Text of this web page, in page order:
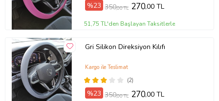
%23 350,00 TL 270,00 TL
51,75 TL'den Başlayan Taksitlerle
Gri Silikon Direksiyon Kılıfı
(2)
Kargo ile Teslimat
%23 350,00 TL 270,00 TL